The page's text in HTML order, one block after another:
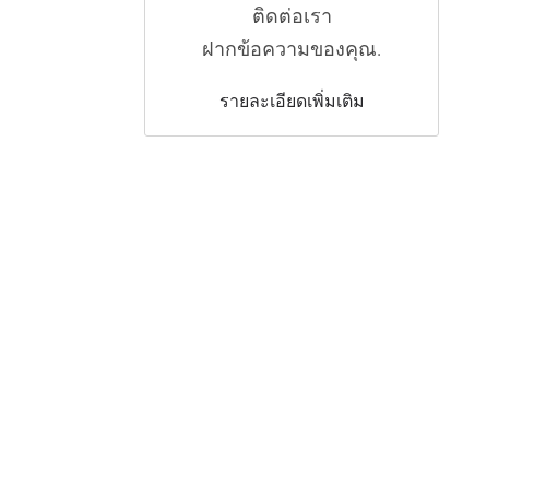
ติดต่อเรา
ฝากข้อความของคุณ.
รายละเอียดเพิ่มเติม